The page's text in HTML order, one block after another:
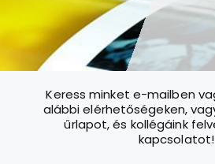
Keress minket e-mailben
alábbi elérhetőségeken,
űrlapot, és kollégáink
kapcsolatot!